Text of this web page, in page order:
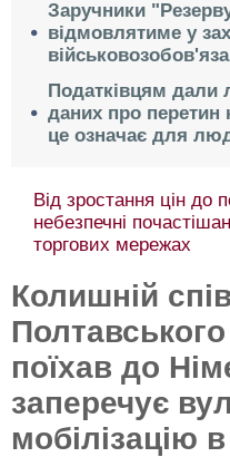
Заручники
відмовлятиме у
Податківцям дали
даних про
це означає для
Від зростання цін до
небезпечні
торгових мережах
Колишній
поїхав до
заперечує
мобілізацію в